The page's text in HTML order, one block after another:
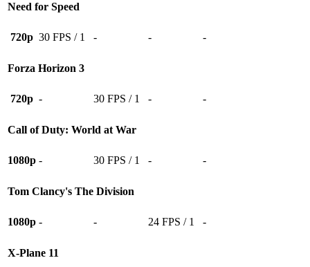
Need for Speed
720p 30 FPS / 1 - - -
Forza Horizon 3
720p - 30 FPS / 1 - -
Call of Duty: World at War
1080p - 30 FPS / 1 - -
Tom Clancy's The Division
1080p - - 24 FPS / 1 -
X-Plane 11